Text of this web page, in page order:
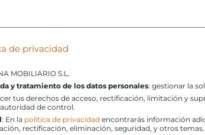
de privacidad
MOBILIARIO S.L.
y tratamiento de los datos personales: gestionar la
tus derechos de acceso, rectificación, limitación y
de control.
: En la política de privacidad encontrarás información
rectificación, eliminación, seguridad, y otros temas.